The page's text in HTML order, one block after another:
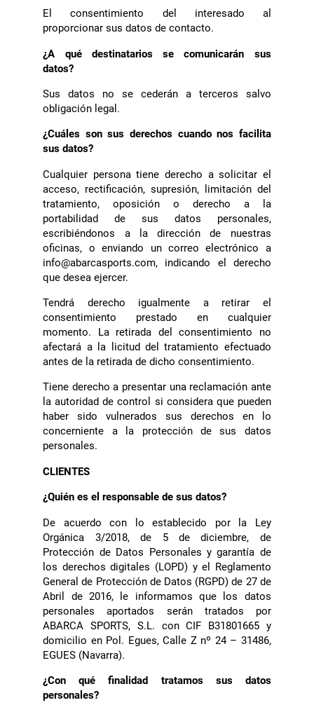
El consentimiento del interesado al
proporcionar sus datos de contacto.
¿A qué destinatarios se comunicarán sus
datos?
Sus datos no se cederán a terceros salvo
obligación legal.
¿Cuáles son sus derechos cuando nos facilita
sus datos?
Cualquier persona tiene derecho a solicitar el
acceso, rectificación, supresión, limitación del
tratamiento, oposición o derecho a la
portabilidad de sus datos personales,
escribiéndonos a la dirección de nuestras
oficinas, o enviando un correo electrónico a
info@abarcasports.com, indicando el derecho
que desea ejercer.
Tendrá derecho igualmente a retirar el
consentimiento prestado en cualquier
momento. La retirada del consentimiento no
afectará a la licitud del tratamiento efectuado
antes de la retirada de dicho consentimiento.
Tiene derecho a presentar una reclamación ante
la autoridad de control si considera que pueden
haber sido vulnerados sus derechos en lo
concerniente a la protección de sus datos
personales.
CLIENTES
¿Quién es el responsable de sus datos?
De acuerdo con lo establecido por la Ley
Orgánica 3/2018, de 5 de diciembre, de
Protección de Datos Personales y garantía de
los derechos digitales (LOPD) y el Reglamento
General de Protección de Datos (RGPD) de 27 de
Abril de 2016, le informamos que los datos
personales aportados serán tratados por
ABARCA SPORTS, S.L. con CIF B31801665 y
domicilio en Pol. Egues, Calle Z nº 24 – 31486,
EGUES (Navarra).
¿Con qué finalidad tratamos sus datos
personales?